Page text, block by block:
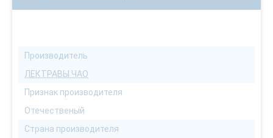
Производитель
ЛЕКТРАВЫ ЧАО
Признак производителя
Отечественый
Страна производителя